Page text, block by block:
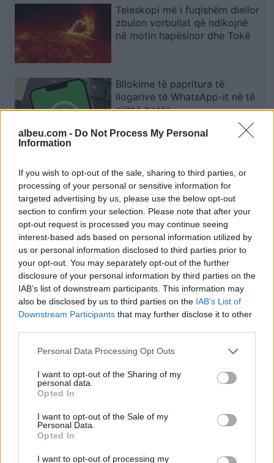
albeu.com - Do Not Process My Personal
Information
If you wish to opt-out of the sale, sharing to third parties, or
processing of your personal or sensitive information for
targeted advertising by us, please use the below opt-out
section to confirm your selection. Please note that after your
opt-out request is processed you may continue seeing
interest-based ads based on personal information utilized by
us or personal information disclosed to third parties prior to
your opt-out. You may separately opt-out of the further
disclosure of your personal information by third parties on the
IAB’s list of downstream participants. This information may
also be disclosed by us to third parties on the IAB’s List of
Downstream Participants that may further disclose it to other
Personal Data Processing Opt Outs
I want to opt-out of the Sharing of my
personal data.
Opted In
I want to opt-out of the Sale of my
Personal Data.
Opted In
I want to opt-out of processing my
Teleskopi më i fuqishëm diellor
zbulon vorbullat që ndikojnë
në motin hapësinor dhe Tokë
Bllokime të papritura të
llogarive të WhatsApp-it në të
gjithë botën
Google bëjnë thirrje për frenim
të IA-së: “Mund të dalë jashtë
kontrollit
Esim for Global | Esim for Europe
Esim for Caribbean